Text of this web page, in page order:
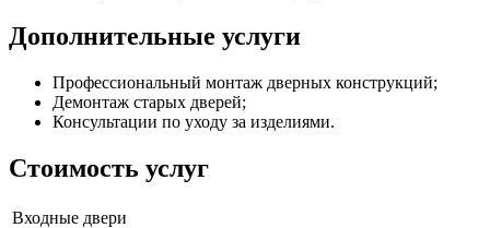
Дополнительные услуги
Профессиональный монтаж дверных конструкций;
Демонтаж старых дверей;
Консультации по уходу за изделиями.
Стоимость услуг
Входные двери